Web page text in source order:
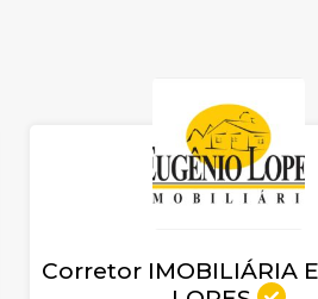
Corretor IMOBILIÁRIA